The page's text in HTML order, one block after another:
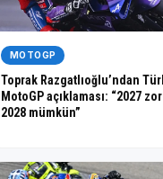
MOTOGP
Toprak Razgatlıoğlu’ndan
MotoGP açıklaması: “2027
2028 mümkün”